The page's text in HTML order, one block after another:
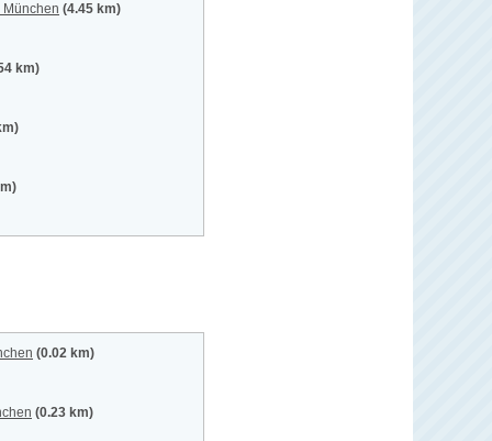
München (4.45 km)
km)
(0.02 km)
(0.23 km)